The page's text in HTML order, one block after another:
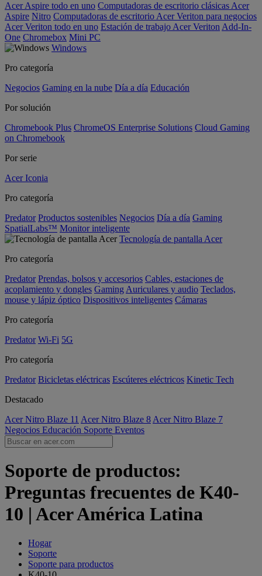
Acer Aspire todo en uno Computadoras de escritorio clásicas Acer
Aspire Nitro Computadoras de escritorio Acer Veriton para negocios
Acer Veriton todo en uno Estación de trabajo Acer Veriton Add-In-
One Chromebox Mini PC
Windows
Pro categoría
Negocios Gaming en la nube Día a día Educación
Por solución
Chromebook Plus ChromeOS Enterprise Solutions Cloud Gaming
on Chromebook
Por serie
Acer Iconia
Pro categoría
Predator Productos sostenibles Negocios Día a día Gaming
SpatialLabs™ Monitor inteligente
Tecnología de pantalla Acer
Pro categoría
Predator Prendas, bolsos y accesorios Cables, estaciones de
acoplamiento y dongles Gaming Auriculares y audio Teclados,
mouse y lápiz óptico Dispositivos inteligentes Cámaras
Pro categoría
Predator Wi-Fi 5G
Pro categoría
Predator Bicicletas eléctricas Escúteres eléctricos Kinetic Tech
Destacado
Acer Nitro Blaze 11 Acer Nitro Blaze 8 Acer Nitro Blaze 7
Negocios Educación Soporte Eventos
Soporte de productos:
Preguntas frecuentes de K40-
10 | Acer América Latina
Hogar
Soporte
Soporte para productos